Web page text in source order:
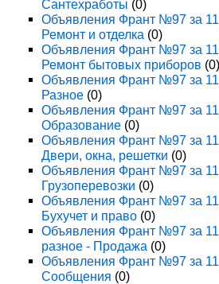
Сантехработы (0)
Объявления Франт №97 за 11
Ремонт и отделка (0)
Объявления Франт №97 за 11
Ремонт бытовых приборов (0)
Объявления Франт №97 за 11
Разное (0)
Объявления Франт №97 за 11
Образование (0)
Объявления Франт №97 за 11
Двери, окна, решетки (0)
Объявления Франт №97 за 11
Грузоперевозки (0)
Объявления Франт №97 за 11
Бухучет и право (0)
Объявления Франт №97 за
разное - Продажа (0)
Объявления Франт №97 за
Сообщения (0)